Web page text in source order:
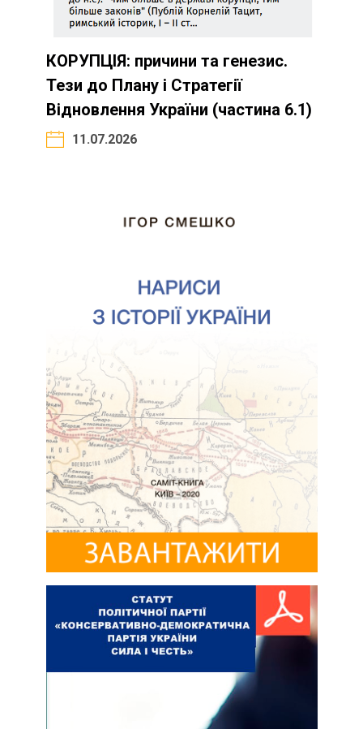
КОРУПЦІЯ: причини та генезис.
Тези до Плану і Стратегії
Відновлення України (частина 6.1)
11.07.2026